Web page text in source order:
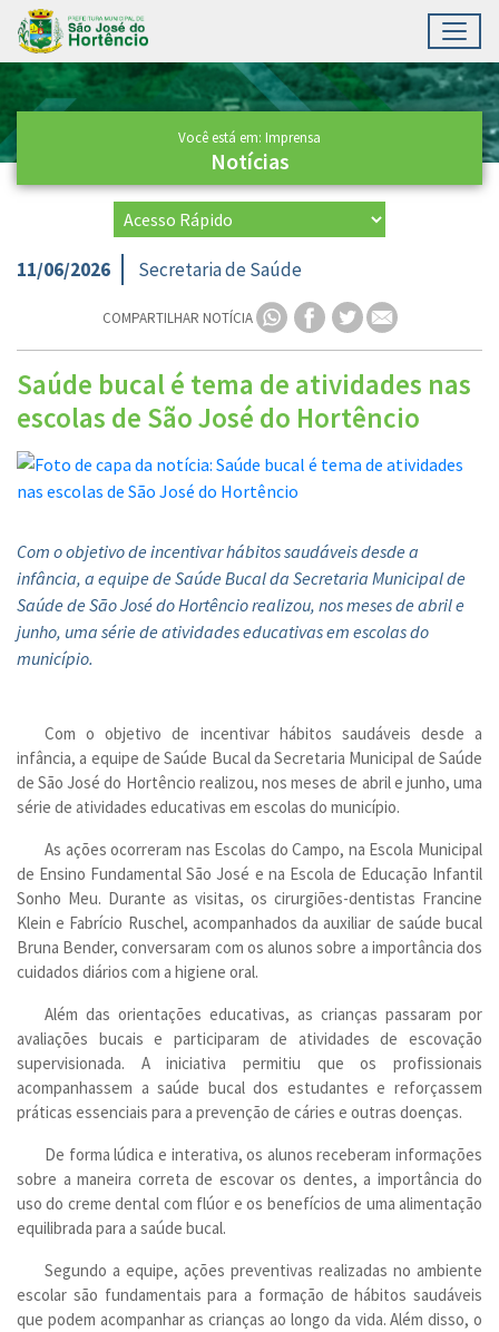
Ir para conteúdo principal
Conteúdo Principal
Você está em: Imprensa
Notícias
11/06/2026 Secretaria de Saúde
COMPARTILHAR NOTÍCIA
Saúde bucal é tema de atividades nas
escolas de São José do Hortêncio
Com o objetivo de incentivar hábitos saudáveis desde a
infância, a equipe de Saúde Bucal da Secretaria Municipal de
Saúde de São José do Hortêncio realizou, nos meses de abril e
junho, uma série de atividades educativas em escolas do
município.
Com o objetivo de incentivar hábitos saudáveis desde a
infância, a equipe de Saúde Bucal da Secretaria Municipal de Saúde
de São José do Hortêncio realizou, nos meses de abril e junho, uma
série de atividades educativas em escolas do município.
As ações ocorreram nas Escolas do Campo, na Escola Municipal
de Ensino Fundamental São José e na Escola de Educação Infantil
Sonho Meu. Durante as visitas, os cirurgiões-dentistas Francine
Klein e Fabrício Ruschel, acompanhados da auxiliar de saúde bucal
Bruna Bender, conversaram com os alunos sobre a importância dos
cuidados diários com a higiene oral.
Além das orientações educativas, as crianças passaram por
avaliações bucais e participaram de atividades de escovação
supervisionada. A iniciativa permitiu que os profissionais
acompanhassem a saúde bucal dos estudantes e reforçassem
práticas essenciais para a prevenção de cáries e outras doenças.
De forma lúdica e interativa, os alunos receberam informações
sobre a maneira correta de escovar os dentes, a importância do
uso do creme dental com flúor e os benefícios de uma alimentação
equilibrada para a saúde bucal.
Segundo a equipe, ações preventivas realizadas no ambiente
escolar são fundamentais para a formação de hábitos saudáveis
que podem acompanhar as crianças ao longo da vida. Além disso, o